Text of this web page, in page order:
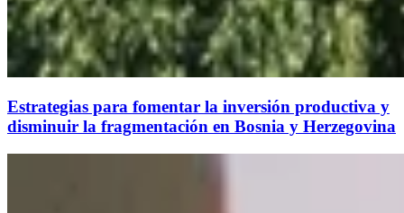
Estrategias para fomentar la inversión productiva y
disminuir la fragmentación en Bosnia y Herzegovina